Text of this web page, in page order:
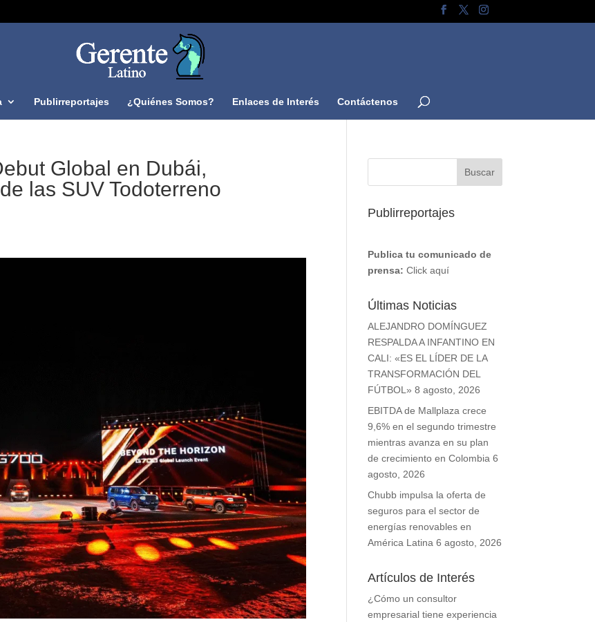
Publirreportajes ¿Quiénes Somos? Enlaces de Interés Contáctenos
Global en Dubái,
las SUV Todoterreno
Publirreportajes
Publica tu comunicado de
prensa: Click aquí
Últimas Noticias
ALEJANDRO DOMÍNGUEZ
RESPALDA A INFANTINO EN
CALI: «ES EL LÍDER DE LA
TRANSFORMACIÓN DEL
FÚTBOL» 8 agosto, 2026
EBITDA de Mallplaza crece
9,6% en el segundo trimestre
mientras avanza en su plan
de crecimiento en Colombia 6
agosto, 2026
Chubb impulsa la oferta de
seguros para el sector de
energías renovables en
América Latina 6 agosto, 2026
Artículos de Interés
¿Cómo un consultor
empresarial tiene experiencia